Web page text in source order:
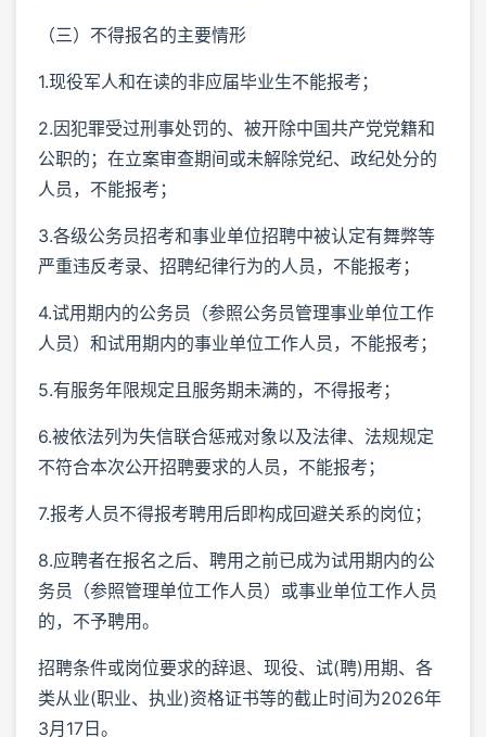
（三）不得报名的主要情形
1.现役军人和在读的非应届毕业生不能报考；
2.因犯罪受过刑事处罚的、被开除中国共产党党籍和
公职的；在立案审查期间或未解除党纪、政纪处分的
人员，不能报考；
3.各级公务员招考和事业单位招聘中被认定有舞弊等
严重违反考录、招聘纪律行为的人员，不能报考；
4.试用期内的公务员（参照公务员管理事业单位工作
人员）和试用期内的事业单位工作人员，不能报考；
5.有服务年限规定且服务期未满的，不得报考；
6.被依法列为失信联合惩戒对象以及法律、法规规定
不符合本次公开招聘要求的人员，不能报考；
7.报考人员不得报考聘用后即构成回避关系的岗位；
8.应聘者在报名之后、聘用之前已成为试用期内的公
务员（参照管理单位工作人员）或事业单位工作人员
的，不予聘用。
招聘条件或岗位要求的辞退、现役、试(聘)用期、各
类从业(职业、执业)资格证书等的截止时间为2026年
3月17日。